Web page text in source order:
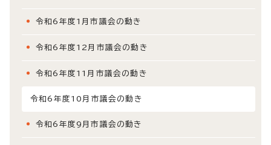
令和6年度1月市議会の動き
令和6年度12月市議会の動き
令和6年度11月市議会の動き
令和6年度10月市議会の動き
令和6年度9月市議会の動き